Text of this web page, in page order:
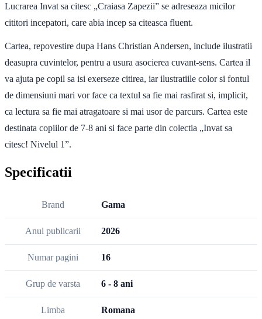
Lucrarea Invat sa citesc „Craiasa Zapezii” se adreseaza micilor
cititori incepatori, care abia incep sa citeasca fluent.
Cartea, repovestire dupa Hans Christian Andersen, include ilustratii
deasupra cuvintelor, pentru a usura asocierea cuvant-sens. Cartea il
va ajuta pe copil sa isi exerseze citirea, iar ilustratiile color si fontul
de dimensiuni mari vor face ca textul sa fie mai rasfirat si, implicit,
ca lectura sa fie mai atragatoare si mai usor de parcurs. Cartea este
destinata copiilor de 7-8 ani si face parte din colectia „Invat sa
citesc! Nivelul 1”.
Specificatii
Brand Gama
Anul publicarii 2026
Numar pagini 16
Grup de varsta 6 - 8 ani
Limba Romana